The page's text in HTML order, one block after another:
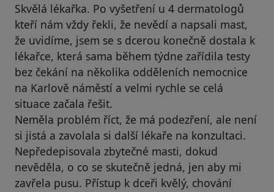
Skvělá lékařka. Po vyšetření u 4 dermatologů
kteří nám vždy řekli, že nevědí a napsali mast,
že uvidíme, jsem se s dcerou konečně dostala k
lékařce, která sama během týdne zařídila testy
bez čekání na několika odděleních nemocnice
na Karlově náměstí a velmi rychle se celá
situace začala řešit.
Neměla problém říct, že má podezření, ale není
si jistá a zavolala si další lékaře na konzultaci.
Nepředepisovala zbytečné masti, dokud
nevěděla, o co se skutečně jedná, jen aby mi
zavřela pusu. Přístup k dceři kvělý, chování